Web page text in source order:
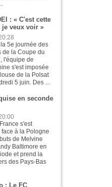
: « C'est cette
je veux voir »
5e journée des
de la Coupe du
l'équipe de
s'est imposée
de la Polsat
5 juin. Des ...
en seconde
s'est
à la Pologne
de Melvine
Baltimore en
et prend la
des Pays-Bas
: Le FC